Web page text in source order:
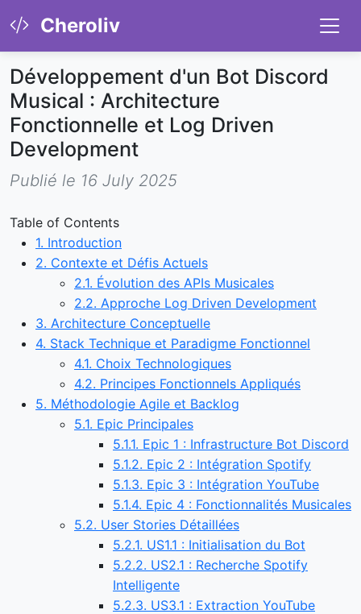
Cheroliv
Développement d'un Bot Discord
Musical : Architecture
Fonctionnelle et Log Driven
Development
Publié le 16 July 2025
Table of Contents
1. Introduction
2. Contexte et Défis Actuels
2.1. Évolution des APIs Musicales
2.2. Approche Log Driven Development
3. Architecture Conceptuelle
4. Stack Technique et Paradigme Fonctionnel
4.1. Choix Technologiques
4.2. Principes Fonctionnels Appliqués
5. Méthodologie Agile et Backlog
5.1. Epic Principales
5.1.1. Epic 1 : Infrastructure Bot Discord
5.1.2. Epic 2 : Intégration Spotify
5.1.3. Epic 3 : Intégration YouTube
5.1.4. Epic 4 : Fonctionnalités Musicales
5.2. User Stories Détaillées
5.2.1. US1.1 : Initialisation du Bot
5.2.2. US2.1 : Recherche Spotify
Intelligente
5.2.3. US3.1 : Extraction YouTube